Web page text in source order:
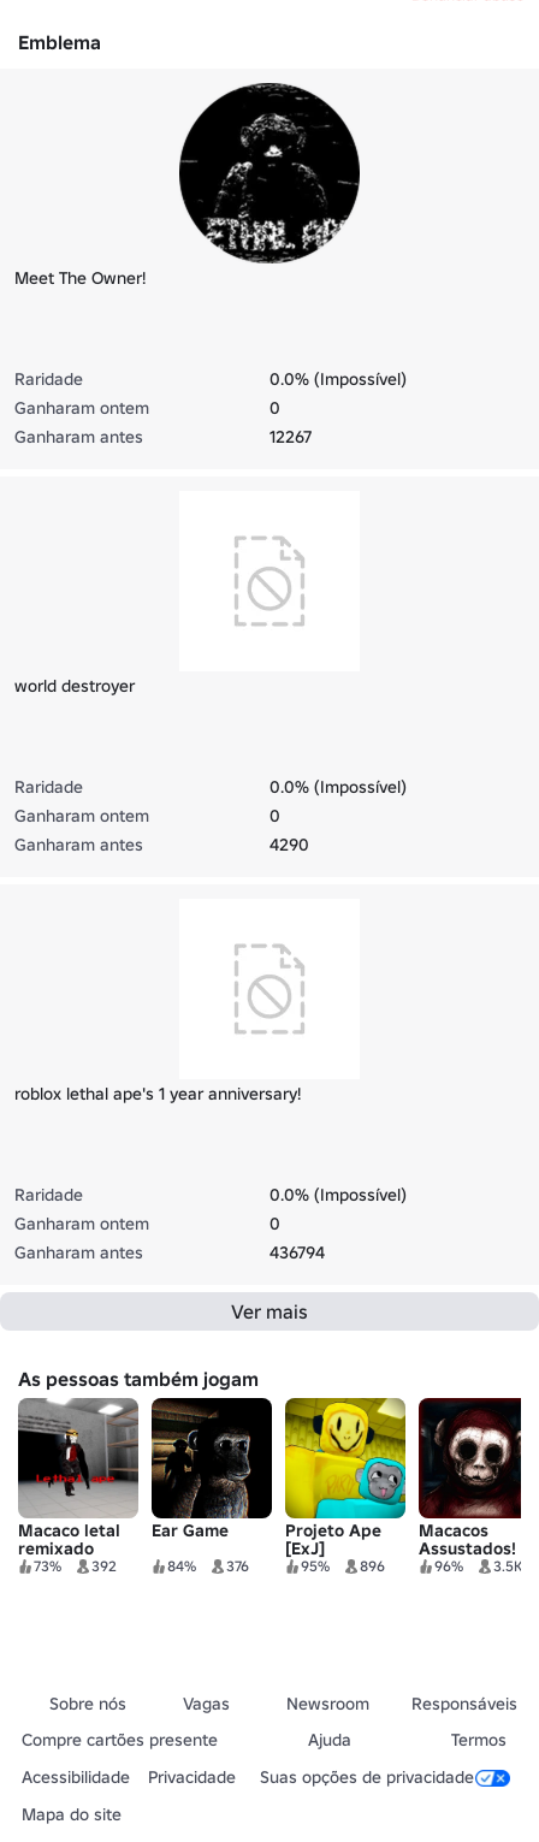
Emblema
Meet The Owner!
Raridade
0.0% (Impossível)
Ganharam ontem
0
Ganharam antes
12267
world destroyer
Raridade
0.0% (Impossível)
Ganharam ontem
0
Ganharam antes
4290
roblox lethal ape's 1 year anniversary!
Raridade
0.0% (Impossível)
Ganharam ontem
0
Ganharam antes
436794
Ver mais
As pessoas também jogam
Macaco letal
remixado
73% 392
Ear Game
84% 376
Projeto Ape
[ExJ]
95% 896
Macacos
Assustados!
96% 3.5K
Sobre nós Vagas Newsroom
Responsáveis
Compre cartões presente
Ajuda
Termos
Acessibilidade
Privacidade
Suas opções de privacidade
Mapa do site